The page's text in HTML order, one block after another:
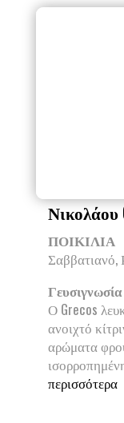
Νικολάου
ΠΟΙΚΙΛΙΑ
Σαββατιανό,
Γευσιγνωσία
Ο Grecos
ανοιχτό
αρώματα
περισσότερα